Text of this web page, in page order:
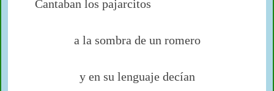
Cantaban los pajarcitos
a la sombra de un romero
y en su lenguaje decían